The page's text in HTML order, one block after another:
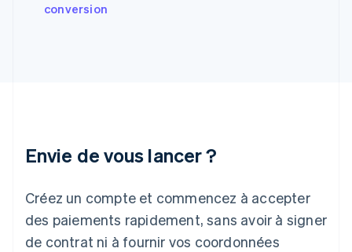
conversion
Envie de vous lancer ?
Créez un compte et commencez à accepter
des paiements rapidement, sans avoir à signer
de contrat ni à fournir vos coordonnées
Grèce
Japon
Lettonie
English
Liechtenstein
DeutschEnglish